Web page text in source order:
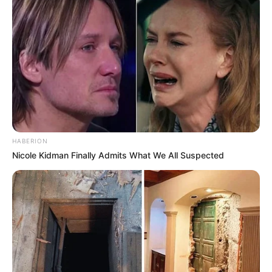
Tampil Lebih Modern, 7 Potret
Hasil Renovasi Rumah Berusia
90 Tahun
HABERION
Nicole Kidman Finally Admits What We All Suspected